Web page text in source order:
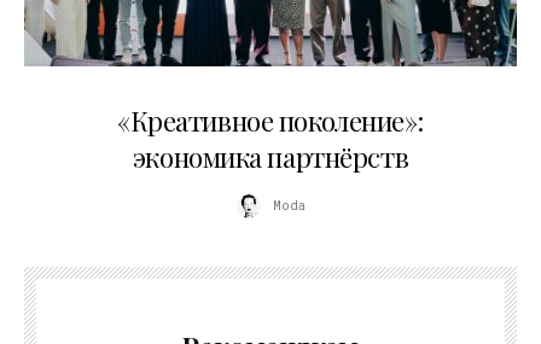
«Креативное поколение»:
экономика партнёрств
Moda